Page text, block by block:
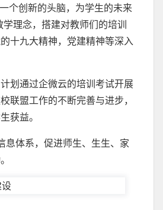
个创新的头脑，为学生的未来
学理念，搭建对教师们的培训
十九大精神，党建精神等深入
划通过企微云的培训考试开展
联盟工作的不断完善与进步，
获益。
息体系，促进师生、生生、家